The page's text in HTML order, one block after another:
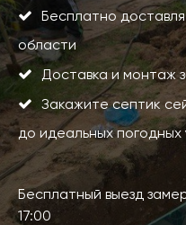
Бесплатно
области
Доставка и монтаж
Закажите септик
до идеальных погодных
Бесплатный выезд
17:00